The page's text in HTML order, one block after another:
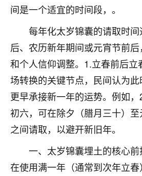
间是一个适宜的时间段，。
每年化太岁锦囊的请取时
后、农历新年期间或元宵节前
和个人信仰调整。1.立春前后立
场转换的关键节点，民间认为
更早承接新一年的运势。例如
初六，可在除夕（腊月三十）至
之间请取，以避开新旧年。
一、太岁锦囊埋土的核心
在使用满一年（通常到次年立
付深
我是公司人事调整，有升迁机
三个，找老师的时候是抱着侥
着我晋升有望，我半信半疑的
太岁还有一个发钱粮，本来年
后，我以为都没戏了，结果开
职第一个就是我，职务无所谓
3000，非常开心，无论如何
鹿森 ：恭喜升职加薪！！
12小时前 来自北京
心心相印